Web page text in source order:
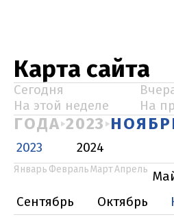
Карта сайта
Сегодня
На этой неделе
На
ГОДА 2023
2023 2024
Январь ФевральМартАпрель
Сентябрь
Октябрь